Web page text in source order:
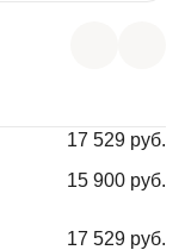
17 529 руб.
15 900 руб.
17 529 руб.